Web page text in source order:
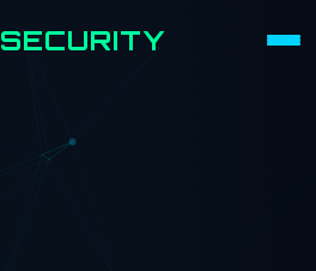
SECURITY